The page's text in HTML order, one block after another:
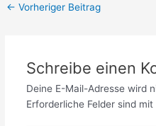
← Vorheriger Beitrag
Schreibe einen
Deine E-Mail-Adresse wird
Erforderliche Felder sind mit